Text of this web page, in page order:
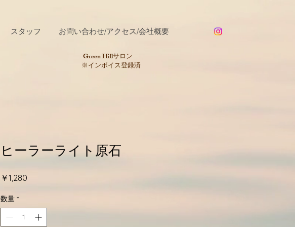
スタッフ お問い合わせ/アクセス/会社概要
​Green Hillサロン
※インボイス登録済
ヒーラーライト原石
￥1,280
数量 *